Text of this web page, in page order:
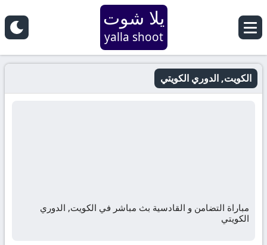
يلا شوت
yalla shoot
الكويت, الدوري الكويتي
مباراة التضامن و القادسية بث مباشر في الكويت, الدوري
الكويتي